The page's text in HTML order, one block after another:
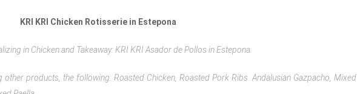
KRI KRI Chicken Rotisserie in Estepona
in Chicken and Takeaway: KRI KRI Asador de Pollos in Estepona.
products, the following: Roasted Chicken, Roasted Pork Ribs. Andalusian Gazpacho, Mixed